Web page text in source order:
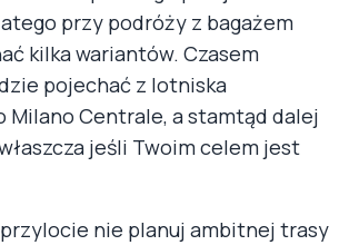
przy podróży z bagażem
kilka wariantów. Czasem
pojechać z lotniska
Milano Centrale, a stamtąd dalej
jeśli Twoim celem jest
nie planuj ambitnej trasy